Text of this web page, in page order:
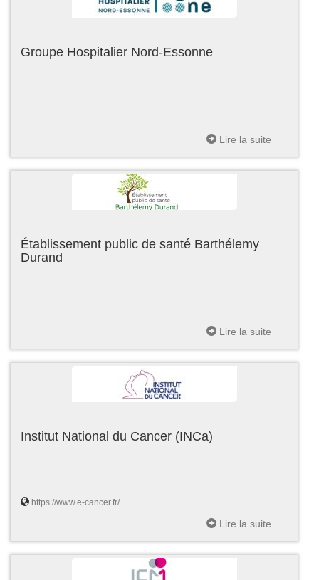
Groupe Hospitalier Nord-Essonne
Lire la suite
Établissement public de santé Barthélemy
Durand
Lire la suite
Institut National du Cancer (INCa)
https://www.e-cancer.fr/
Lire la suite